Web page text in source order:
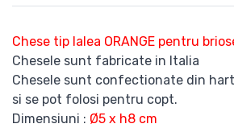
Chese tip lalea ORANGE pentru
Chesele sunt fabricate in Italia
Chesele sunt confectionate din
si se pot folosi pentru copt.
Dimensiuni : Ø5 x h8 cm